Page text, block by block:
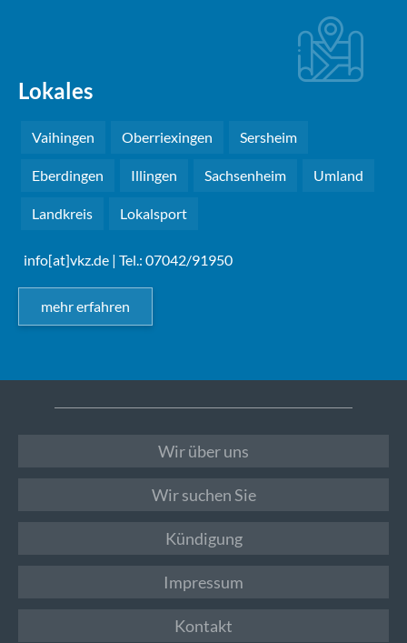
Lokales
Vaihingen Oberriexingen Sersheim
Eberdingen Illingen Sachsenheim Umland
Landkreis Lokalsport
info[at]vkz.de | Tel.: 07042/91950
mehr erfahren
Wir über uns
Wir suchen Sie
Kündigung
Impressum
Kontakt